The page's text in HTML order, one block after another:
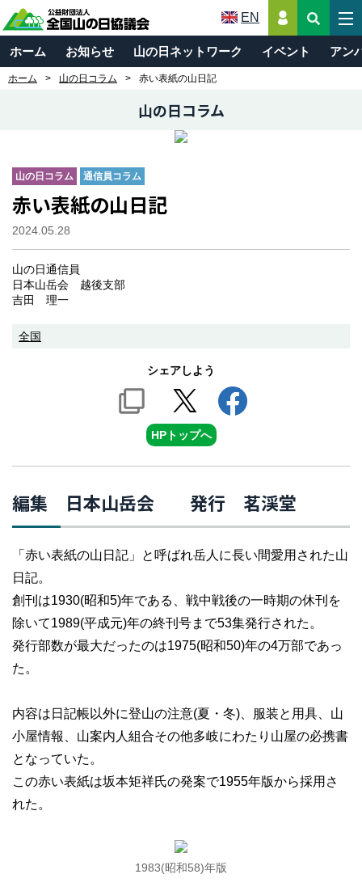
EN
ホーム お知らせ 山の日ネットワーク イベント アン
ホーム 山の日コラム 赤い表紙の山日記
山の日コラム
山の日コラム 通信員コラム
赤い表紙の山日記
2024.05.28
山の日通信員
日本山岳会 越後支部
吉田 理一
全国
シェアしよう
HPトップへ
編集 日本山岳会 発行 茗渓堂
「赤い表紙の山日記」と呼ばれ岳人に長い間愛用された山
日記。
創刊は1930(昭和5)年である、戦中戦後の一時期の休刊を
除いて1989(平成元)年の終刊号まで53集発行された。
発行部数が最大だったのは1975(昭和50)年の4万部であっ
た。
内容は日記帳以外に登山の注意(夏・冬)、服装と用具、山
小屋情報、山案内人組合その他多岐にわたり山屋の必携書
となっていた。
この赤い表紙は坂本矩祥氏の発案で1955年版から採用さ
れた。
1983(昭和58)年版